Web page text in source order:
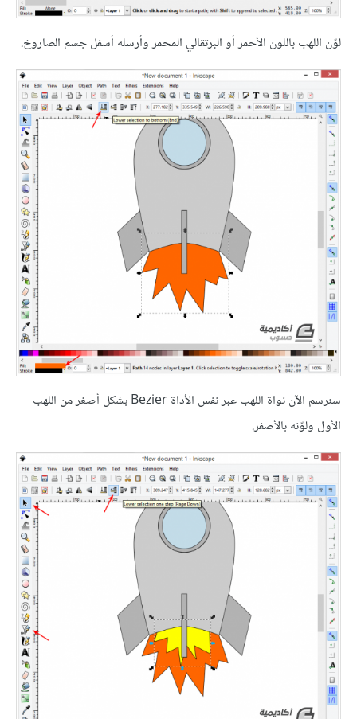
لوّن اللهب باللون الأحمر أو البرتقالي المحمر وأرسله أسفل جسم الصاروخ.
سنرسم الآن نواة اللهب عبر نفس الأداة Bezier بشكل أصغر من اللهب
الأول ولوّنه بالأصفر.